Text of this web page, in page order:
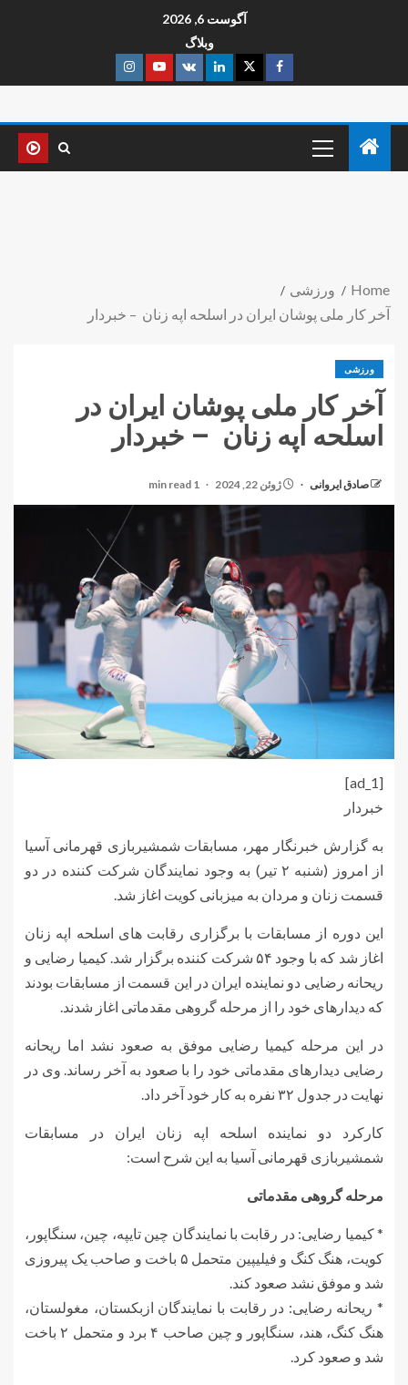
آگوست 6, 2026
وبلاگ
Home
ورزشی
آخر کار ملی پوشان ایران در اسلحه اپه زنان – خبردار
ورزشی
آخر کار ملی پوشان ایران در
اسلحه اپه زنان – خبردار
صادق ایروانی ژوئن 22, 2024 1 min read
[ad_1]
خبردار
به گزارش خبرنگار مهر، مسابقات شمشیربازی قهرمانی آسیا
از امروز (شنبه ۲ تیر) به وجود نمایندگان شرکت کننده در دو
قسمت زنان و مردان به میزبانی کویت اغاز شد.
این دوره از مسابقات با برگزاری رقابت های اسلحه اپه زنان
اغاز شد که با وجود ۵۴ شرکت کننده برگزار شد. کیمیا رضایی و
ریحانه رضایی دو نماینده ایران در این قسمت از مسابقات بودند
که دیدارهای خود را از مرحله گروهی مقدماتی اغاز شدند.
در این مرحله کیمیا رضایی موفق به صعود نشد اما ریحانه
رضایی دیدارهای مقدماتی خود را با صعود به آخر رساند. وی در
نهایت در جدول ۳۲ نفره به کار خود آخر داد.
کارکرد دو نماینده اسلحه اپه زنان ایران در مسابقات
شمشیربازی قهرمانی آسیا به این شرح است:
مرحله گروهی مقدماتی
* کیمیا رضایی: در رقابت با نمایندگان چین تایپه، چین، سنگاپور،
کویت، هنگ کنگ و فیلیپین متحمل ۵ باخت و صاحب یک پیروزی
شد و موفق نشد صعود کند.
* ریحانه رضایی: در رقابت با نمایندگان ازبکستان، مغولستان،
هنگ کنگ، هند، سنگاپور و چین صاحب ۴ برد و متحمل ۲ باخت
شد و صعود کرد.